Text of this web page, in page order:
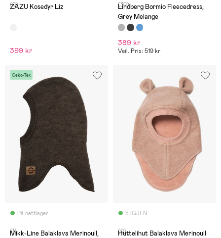
(0)
ZAZU Kosedyr Liz
399 kr
(30)
Lindberg Bormio Fleecedress,
Grey Melange
389 kr
Veil. Pris: 519 kr
Oeko-Tex
På nettlager
(1)
Mikk-Line Balaklava Merinoull,
5 IGJEN
(0)
Huttelihut Balaklava Merinoull